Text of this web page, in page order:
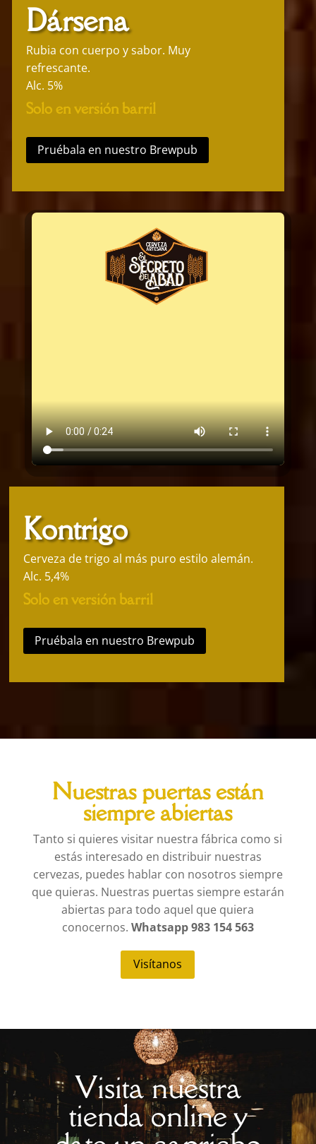
Dársena
Rubia con cuerpo y sabor. Muy
refrescante.
Alc. 5%
Solo en versión barril
Pruébala en nuestro Brewpub
Kontrigo
Cerveza de trigo al más puro estilo alemán.
Alc. 5,4%
Solo en versión barril
Pruébala en nuestro Brewpub
Nuestras puertas están
siempre abiertas
Tanto si quieres visitar nuestra fábrica como si
estás interesado en distribuir nuestras
cervezas, puedes hablar con nosotros siempre
que quieras. Nuestras puertas siempre estarán
abiertas para todo aquel que quiera
conocernos. Whatsapp 983 154 563
Visítanos
Visita nuestra
tienda online y